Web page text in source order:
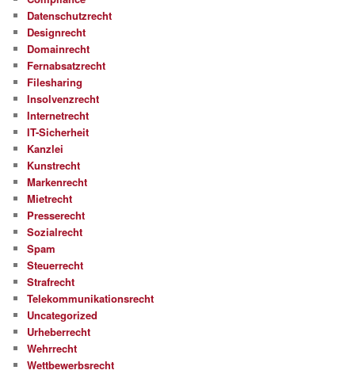
Datenschutzrecht
Designrecht
Domainrecht
Fernabsatzrecht
Filesharing
Insolvenzrecht
Internetrecht
IT-Sicherheit
Kanzlei
Kunstrecht
Markenrecht
Mietrecht
Presserecht
Sozialrecht
Spam
Steuerrecht
Strafrecht
Telekommunikationsrecht
Uncategorized
Urheberrecht
Wehrrecht
Wettbewerbsrecht